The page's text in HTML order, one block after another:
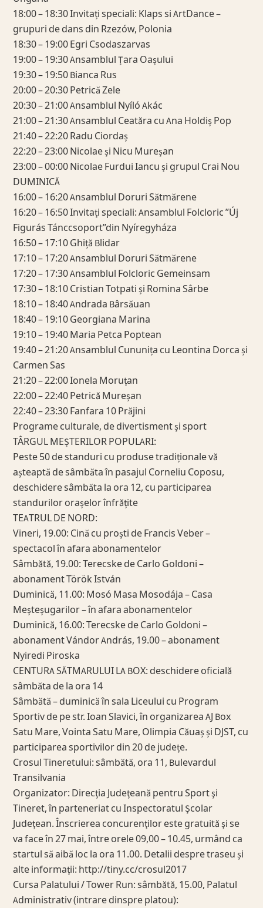
18:00 – 18:30 Invitați speciali: Klaps si ArtDance –
grupuri de dans din Rzezów, Polonia
18:30 – 19:00 Egri Csodaszarvas
19:00 – 19:30 Ansamblul Țara Oașului
19:30 – 19:50 Bianca Rus
20:00 – 20:30 Petrică Zele
20:30 – 21:00 Ansamblul Nyíló Akác
21:00 – 21:30 Ansamblul Ceatăra cu Ana Holdiș Pop
21:40 – 22:20 Radu Ciordaș
22:20 – 23:00 Nicolae și Nicu Mureșan
23:00 – 00:00 Nicolae Furdui Iancu și grupul Crai Nou
DUMINICĂ
16:00 – 16:20 Ansamblul Doruri Sătmărene
16:20 – 16:50 Invitați speciali: Ansamblul Folcloric ”Új
Figurás Tánccsoport”din Nyíregyháza
16:50 – 17:10 Ghiță Blidar
17:10 – 17:20 Ansamblul Doruri Sătmărene
17:20 – 17:30 Ansamblul Folcloric Gemeinsam
17:30 – 18:10 Cristian Totpati și Romina Sârbe
18:10 – 18:40 Andrada Bârsăuan
18:40 – 19:10 Georgiana Marina
19:10 – 19:40 Maria Petca Poptean
19:40 – 21:20 Ansamblul Cununița cu Leontina Dorca și
Carmen Sas
21:20 – 22:00 Ionela Moruțan
22:00 – 22:40 Petrică Mureșan
22:40 – 23:30 Fanfara 10 Prăjini
Programe culturale, de divertisment și sport
TÂRGUL MEȘTERILOR POPULARI:
Peste 50 de standuri cu produse tradiționale vă
așteaptă de sâmbăta în pasajul Corneliu Coposu,
deschidere sâmbăta la ora 12, cu participarea
standurilor orașelor înfrățite
TEATRUL DE NORD:
Vineri, 19.00: Cină cu proști de Francis Veber –
spectacol în afara abonamentelor
Sâmbătă, 19.00: Terecske de Carlo Goldoni –
abonament Török István
Duminică, 11.00: Mosó Masa Mosodája – Casa
Meșteșugarilor – în afara abonamentelor
Duminică, 16.00: Terecske de Carlo Goldoni –
abonament Vándor András, 19.00 – abonament
Nyiredi Piroska
CENTURA SĂTMARULUI LA BOX: deschidere oficială
sâmbăta de la ora 14
Sâmbătă – duminică în sala Liceului cu Program
Sportiv de pe str. Ioan Slavici, în organizarea AJ Box
Satu Mare, Vointa Satu Mare, Olimpia Căuaș și DJST, cu
participarea sportivilor din 20 de județe.
Crosul Tineretului: sâmbătă, ora 11, Bulevardul
Transilvania
Organizator: Direcţia Judeţeană pentru Sport şi
Tineret, în parteneriat cu Inspectoratul Şcolar
Judeţean. Înscrierea concurenţilor este gratuită şi se
va face în 27 mai, între orele 09,00 – 10.45, urmând ca
startul să aibă loc la ora 11.00. Detalii despre traseu și
alte informații: http://tiny.cc/crosul2017
Cursa Palatului / Tower Run: sâmbătă, 15.00, Palatul
Administrativ (intrare dinspre platou):